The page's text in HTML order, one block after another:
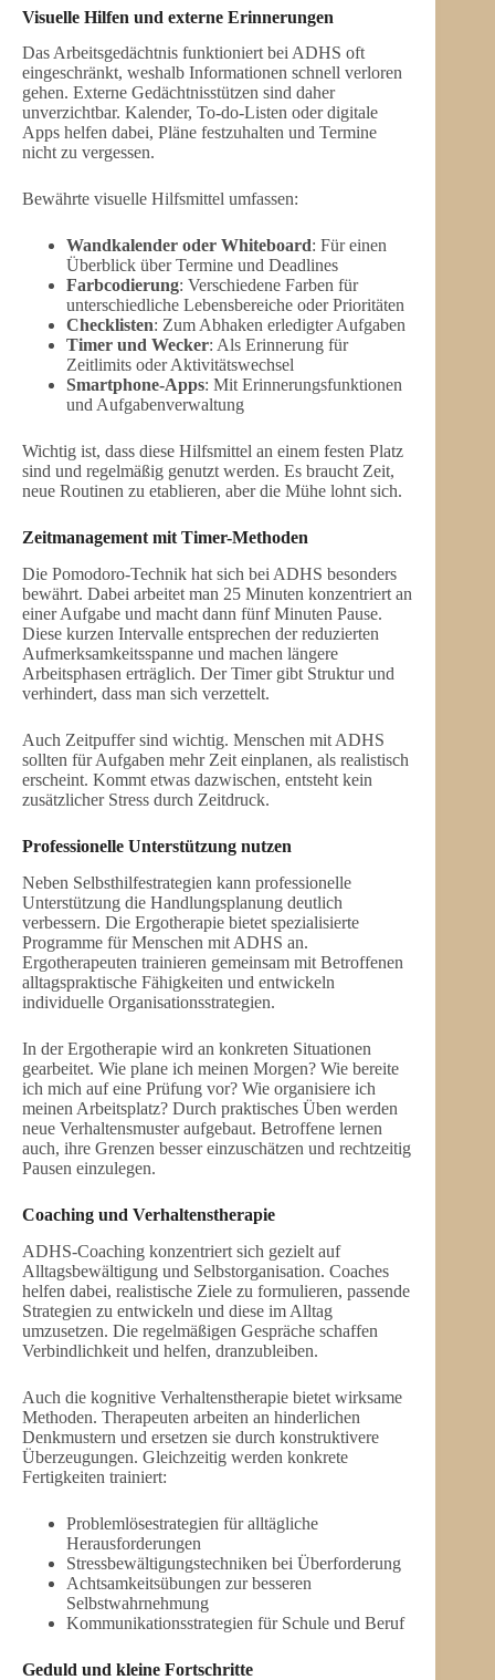
Visuelle Hilfen und externe Erinnerungen
Das Arbeitsgedächtnis funktioniert bei ADHS oft
eingeschränkt, weshalb Informationen schnell verloren
gehen. Externe Gedächtnisstützen sind daher
unverzichtbar. Kalender, To-do-Listen oder digitale
Apps helfen dabei, Pläne festzuhalten und Termine
nicht zu vergessen.
Bewährte visuelle Hilfsmittel umfassen:
Wandkalender oder Whiteboard: Für einen
Überblick über Termine und Deadlines
Farbcodierung: Verschiedene Farben für
unterschiedliche Lebensbereiche oder Prioritäten
Checklisten: Zum Abhaken erledigter Aufgaben
Timer und Wecker: Als Erinnerung für
Zeitlimits oder Aktivitätswechsel
Smartphone-Apps: Mit Erinnerungsfunktionen
und Aufgabenverwaltung
Wichtig ist, dass diese Hilfsmittel an einem festen Platz
sind und regelmäßig genutzt werden. Es braucht Zeit,
neue Routinen zu etablieren, aber die Mühe lohnt sich.
Zeitmanagement mit Timer-Methoden
Die Pomodoro-Technik hat sich bei ADHS besonders
bewährt. Dabei arbeitet man 25 Minuten konzentriert an
einer Aufgabe und macht dann fünf Minuten Pause.
Diese kurzen Intervalle entsprechen der reduzierten
Aufmerksamkeitsspanne und machen längere
Arbeitsphasen erträglich. Der Timer gibt Struktur und
verhindert, dass man sich verzettelt.
Auch Zeitpuffer sind wichtig. Menschen mit ADHS
sollten für Aufgaben mehr Zeit einplanen, als realistisch
erscheint. Kommt etwas dazwischen, entsteht kein
zusätzlicher Stress durch Zeitdruck.
Professionelle Unterstützung nutzen
Neben Selbsthilfestrategien kann professionelle
Unterstützung die Handlungsplanung deutlich
verbessern. Die Ergotherapie bietet spezialisierte
Programme für Menschen mit ADHS an.
Ergotherapeuten trainieren gemeinsam mit Betroffenen
alltagspraktische Fähigkeiten und entwickeln
individuelle Organisationsstrategien.
In der Ergotherapie wird an konkreten Situationen
gearbeitet. Wie plane ich meinen Morgen? Wie bereite
ich mich auf eine Prüfung vor? Wie organisiere ich
meinen Arbeitsplatz? Durch praktisches Üben werden
neue Verhaltensmuster aufgebaut. Betroffene lernen
auch, ihre Grenzen besser einzuschätzen und rechtzeitig
Pausen einzulegen.
Coaching und Verhaltenstherapie
ADHS-Coaching konzentriert sich gezielt auf
Alltagsbewältigung und Selbstorganisation. Coaches
helfen dabei, realistische Ziele zu formulieren, passende
Strategien zu entwickeln und diese im Alltag
umzusetzen. Die regelmäßigen Gespräche schaffen
Verbindlichkeit und helfen, dranzubleiben.
Auch die kognitive Verhaltenstherapie bietet wirksame
Methoden. Therapeuten arbeiten an hinderlichen
Denkmustern und ersetzen sie durch konstruktivere
Überzeugungen. Gleichzeitig werden konkrete
Fertigkeiten trainiert:
Problemlösestrategien für alltägliche
Herausforderungen
Stressbewältigungstechniken bei Überforderung
Achtsamkeitsübungen zur besseren
Selbstwahrnehmung
Kommunikationsstrategien für Schule und Beruf
Geduld und kleine Fortschritte